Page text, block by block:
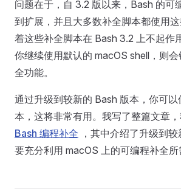
问题在于，自 3.2 版以来，Bash 的可
到扩展，并且大多数补全脚本都使用
着这些补全脚本在 Bash 3.2 上不起作
你继续使用默认的 macOS shell，则
全功能。
通过升级到较新的 Bash 版本，你可
本，这将非常有用。我写了整篇文章
Bash 编程补全 ，其中介绍了升级到
要充分利用 macOS 上的可编程补全所